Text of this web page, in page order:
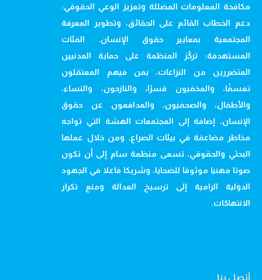
مكافحة المعلومات المضللة وتعزيز الوعي الحقوقي:
دعم الخطاب القائم على الحقائق، وتطوير المعرفة
المجتمعية بمعايير حقوق الإنسان. الفئات
المستهدفة: تركّز المنظمة على حماية المدنيين
المتضررين من النزاعات، بمن فيهم المعتقلون
تعسفًا، والمخفيون قسرًا، والنازحون، والنساء،
والأطفال، والصحفيون، والمدافعون عن حقوق
الإنسان، إضافة إلى المجتمعات الهشة التي تواجه
مخاطر مضاعفة في بيئات الصراع. ومن خلال عملها
البحثي والحقوقي، تسعى منظمة سام إلى أن تكون
صوتا مهنيا موثوقا للضحايا، وشريكا فاعلا في الجهود
الدولية الرامية إلى ترسيخ العدالة ومنع تكرار
الانتهاكات.
أتصل بنا